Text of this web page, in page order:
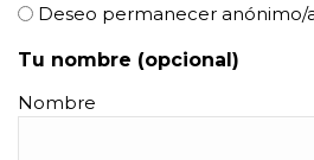
Deseo permanecer anónimo/
Tu nombre (opcional)
Nombre